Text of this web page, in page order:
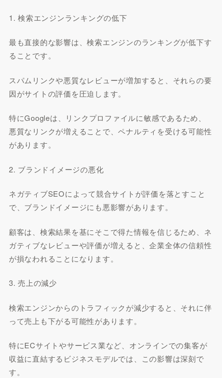
1. 検索エンジンランキングの低下
最も直接的な影響は、検索エンジンのランキングが低下す
ることです。
スパムリンクや悪質なレビューが増加すると、それらの要
因がサイトの評価を圧迫します。
特にGoogleは、リンクプロファイルに敏感であるため、
悪質なリンクが増えることで、ペナルティを受ける可能性
があります。
2. ブランドイメージの悪化
ネガティブSEOによって競合サイトが評価を落とすこと
で、ブランドイメージにも悪影響があります。
顧客は、検索結果を基にそこで得た情報を信じるため、ネ
ガティブなレビューや評価が増えると、企業全体の信頼性
が損なわれることになります。
3. 売上の減少
検索エンジンからのトラフィックが減少すると、それに伴
って売上も下がる可能性があります。
特にECサイトやサービス業など、オンラインでの集客が
収益に直結するビジネスモデルでは、この影響は深刻で
す。